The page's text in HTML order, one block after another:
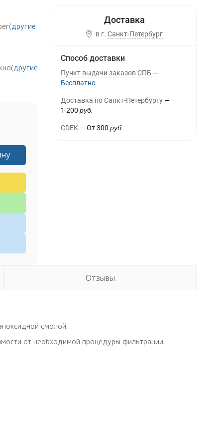
другие
другие
в г.Санкт-Петербург
Способ доставки
Пункт выдачи заказов СПБ
Бесплатно
Доставка по Санкт-Петербургу
1 200 руб.
CDEK От 300 руб.
Отзывы
смолой.
от необходимой процедуры фильтрации.